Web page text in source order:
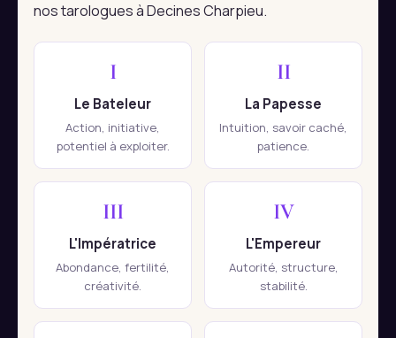
nos tarologues à Decines Charpieu.
I
Le Bateleur
Action, initiative,
potentiel à exploiter.
II
La Papesse
Intuition, savoir caché,
patience.
III
L'Impératrice
Abondance, fertilité,
créativité.
IV
L'Empereur
Autorité, structure,
stabilité.